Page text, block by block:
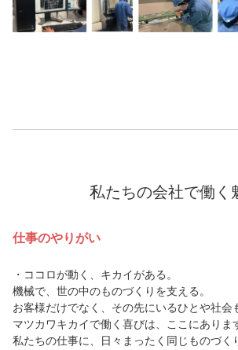
私たちの会社で働く
仕事のやりがい
・ココロが動く、キカイがある。
機械で、世の中のものづくりを支える。
お客様だけでなく、その先にいるひとや社会
マツカワキカイで働く喜びは、ここにありま
私たちの仕事に、日々まったく同じものづく